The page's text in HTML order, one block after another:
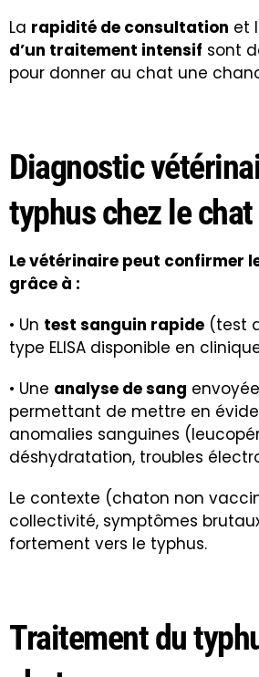
La rapidité de consultation et
d’un traitement intensif sont
pour donner au chat une
Diagnostic
typhus chez le chat
Le vétérinaire peut confirmer
grâce à :
• Un test sanguin rapide (test
type ELISA disponible en
• Une analyse de sang
permettant de mettre en
anomalies sanguines
déshydratation, troubles
Le contexte (chaton non
collectivité, symptômes
fortement vers le typhus.
Traitement du